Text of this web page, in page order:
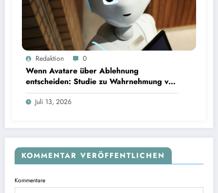
Wenn Avatare über Ablehnung entscheiden: Studie zu Wahrnehmung von Fairness bei KI-
InterviewsRedaktion 0
Wenn Avatare über Ablehnung
entscheiden: Studie zu Wahrnehmung von
Fairness bei KI-Interviews
Juli 13, 2026
KOMMENTAR VERÖFFENTLICHEN
Kommentare